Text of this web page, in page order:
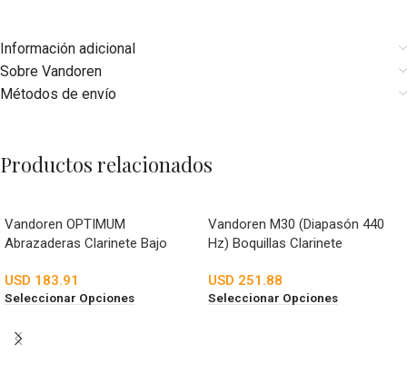
Información adicional
Sobre Vandoren
Métodos de envío
Productos relacionados
Vandoren OPTIMUM
Abrazaderas Clarinete Bajo
USD 183.91
Seleccionar Opciones
Vandoren M30 (Diapasón 440
Hz) Boquillas Clarinete
USD 251.88
Seleccionar Opciones